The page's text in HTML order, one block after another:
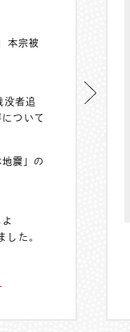
本宗被
没者追
ついて
地震」の
した。